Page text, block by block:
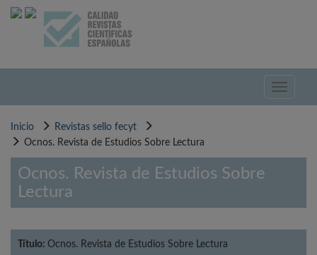
Pasar
Toggle
Inicio
Revistas sello fecyt
Ocnos. Revista de Estudios Sobre Lectura
Ocnos. Revista de Estudios Sobre
Lectura
Título: Ocnos. Revista de Estudios Sobre Lectura